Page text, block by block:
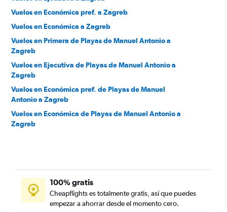
Vuelos en Económica pref. a Zagreb
Vuelos en Económica a Zagreb
Vuelos en Primera de Playas de Manuel Antonio a
Zagreb
Vuelos en Ejecutiva de Playas de Manuel Antonio a
Zagreb
Vuelos en Económica pref. de Playas de Manuel
Antonio a Zagreb
Vuelos en Económica de Playas de Manuel Antonio a
Zagreb
100% gratis
Cheapflights es totalmente gratis, así que puedes
empezar a ahorrar desde el momento cero.